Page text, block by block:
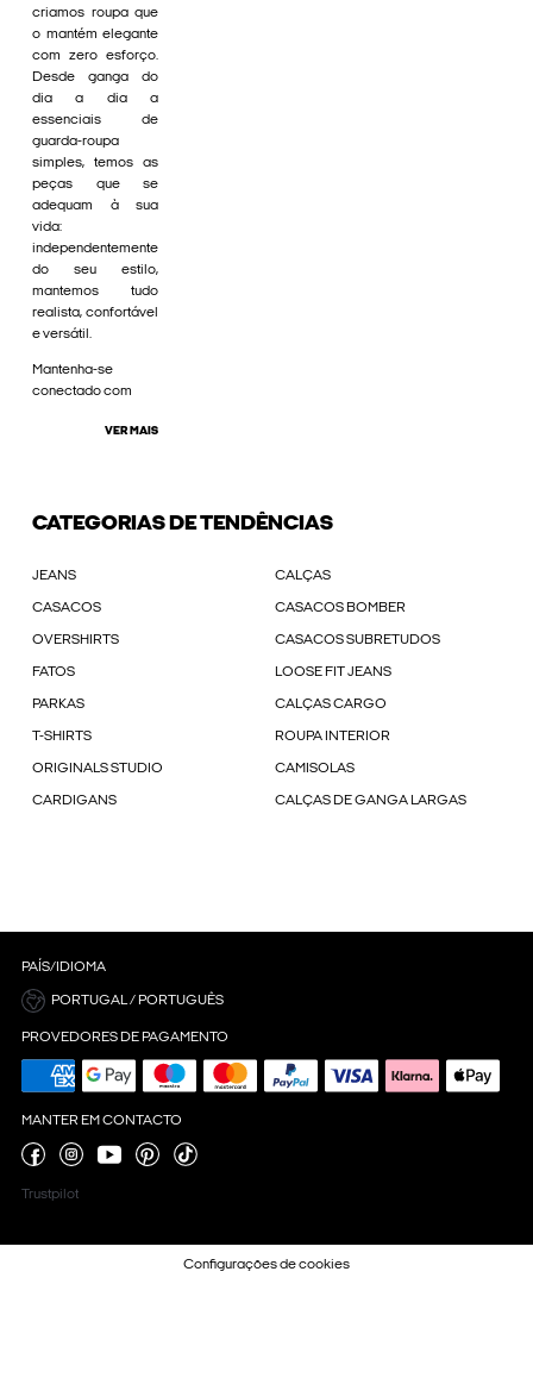
criamos roupa que
o mantém elegante
com zero esforço.
Desde ganga do
dia a dia a
essenciais de
guarda-roupa
simples, temos as
peças que se
adequam à sua
vida:
independentemente
do seu estilo,
mantemos tudo
realista, confortável
e versátil.
Mantenha-se
conectado com
VER MAIS
CATEGORIAS DE TENDÊNCIAS
JEANS CALÇAS
CASACOS CASACOS BOMBER
OVERSHIRTS CASACOS SUBRETUDOS
FATOS LOOSE FIT JEANS
PARKAS CALÇAS CARGO
T-SHIRTS ROUPA INTERIOR
ORIGINALS STUDIO CAMISOLAS
CARDIGANS CALÇAS DE GANGA LARGAS
PAÍS/IDIOMA
PORTUGAL / PORTUGUÊS
PROVEDORES DE PAGAMENTO
MANTER EM CONTACTO
Trustpilot
Configurações de cookies